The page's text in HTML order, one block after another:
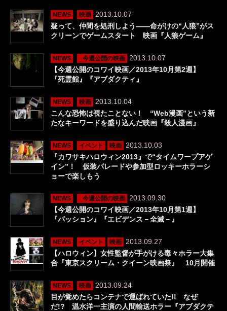
NEWS 映画
2013.10.07
疑って、仲間を処刑しよう――命がけの“人狼”がス
クリーンでゲームスタート 映画『人狼ゲーム』
NEWS _今週公開の映画
2013.10.07
【今週公開のコワイ映画／2013年10月第2週】
『死霊館』『アブダクティ』
NEWS 映画
2013.10.04
こんな恐怖は視たことない！ “Web漫画”という新
たなキーワードを盛り込んだ映画『殺人漫画』
NEWS イベント 映画
2013.10.03
『カワサキハロウィン2013』で“タイムワープアゲ
イン”！ 仮装パレードや参加型ロッキーホラーシ
ョーで楽しもう
NEWS _今週公開の映画
2013.09.30
【今週公開のコワイ映画／2013年10月第1週】
『パッション』『エビデンス－全滅－』
NEWS イベント 映画
2013.09.27
【ハロウィン】女性監督が手がける毒々ホラー大集
合『東京スクリーム・クイーン映画祭』 10月開催
NEWS 映画
2013.09.24
目が覚めたらコンテナで運ばれていた!! なぜ
だ!? 温水洋一主演の人間輸送ホラー『アブダクテ